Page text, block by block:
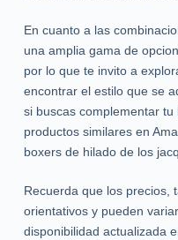
En cuanto a las
una amplia gama de
por lo que te invito a
encontrar el estilo que se
si buscas complementar
productos similares en
boxers de hilado de los
Recuerda que los precios,
orientativos y pueden
disponibilidad actualizada